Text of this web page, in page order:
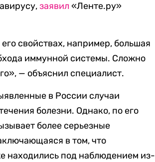
заявил «Ленте.ру»
свойствах, например, большая
иммунной системы. Сложно
— объяснил специалист.
в России случаи
болезни. Однако, по его
более серьезные
в том, что
находились под наблюдением из-